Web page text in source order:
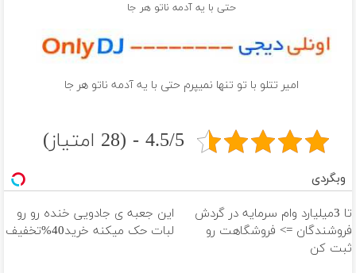
حتی با یه آدمه ناتو هر جا
امیر تتلو با تو تنها نمیپرم حتی با یه آدمه ناتو هر جا
4.5/5 - (28 امتیاز)
وبگردی
تا 3میلیارد وام سرمایه در گردش
فروشندگان => فروشگاهت رو
ثبت کن
این جعبه ی جادویی خنده رو رو
لبات حک میکنه خرید40%تخفیف